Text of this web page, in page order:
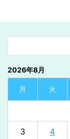
2026年8月
月 火
3 4